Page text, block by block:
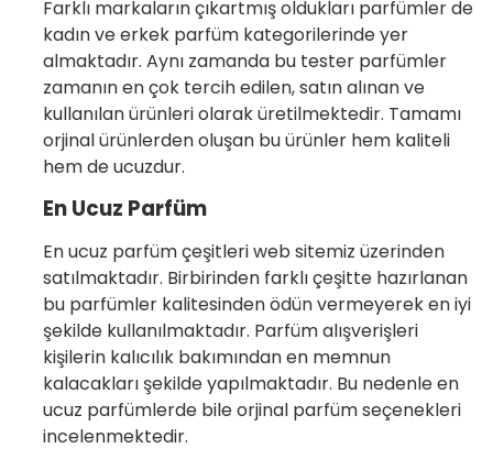
Farklı markaların çıkartmış oldukları parfümler de
kadın ve erkek parfüm kategorilerinde yer
almaktadır. Aynı zamanda bu tester parfümler
zamanın en çok tercih edilen, satın alınan ve
kullanılan ürünleri olarak üretilmektedir. Tamamı
orjinal ürünlerden oluşan bu ürünler hem kaliteli
hem de ucuzdur.
En Ucuz Parfüm
En ucuz parfüm çeşitleri web sitemiz üzerinden
satılmaktadır. Birbirinden farklı çeşitte hazırlanan
bu parfümler kalitesinden ödün vermeyerek en iyi
şekilde kullanılmaktadır. Parfüm alışverişleri
kişilerin kalıcılık bakımından en memnun
kalacakları şekilde yapılmaktadır. Bu nedenle en
ucuz parfümlerde bile orjinal parfüm seçenekleri
incelenmektedir.